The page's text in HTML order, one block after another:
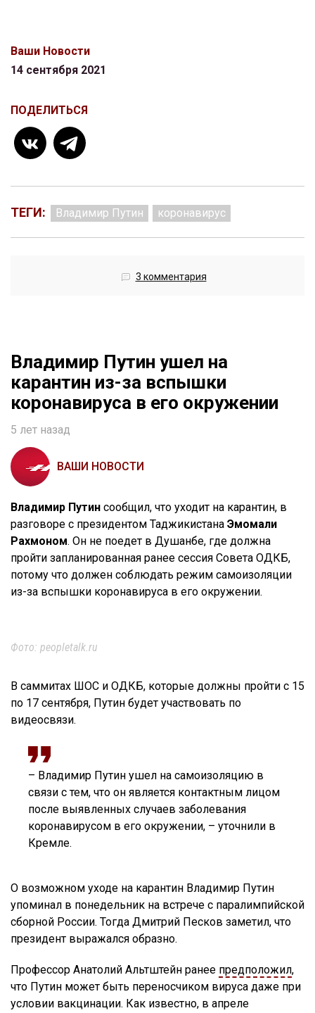
Ваши Новости
14 сентября 2021
ПОДЕЛИТЬСЯ
ТЕГИ: Владимир Путин коронавирус
3 комментария
Владимир Путин ушел на
карантин из-за вспышки
коронавируса в его окружении
5 лет назад
ВАШИ НОВОСТИ
Владимир Путин сообщил, что уходит на карантин, в
разговоре с президентом Таджикистана Эмомали
Рахмоном. Он не поедет в Душанбе, где должна
пройти запланированная ранее сессия Совета ОДКБ,
потому что должен соблюдать режим самоизоляции
из-за вспышки коронавируса в его окружении.
Фото: peopletalk.ru
В саммитах ШОС и ОДКБ, которые должны пройти с 15
по 17 сентября, Путин будет участвовать по
видеосвязи.
– Владимир Путин ушел на самоизоляцию в
связи с тем, что он является контактным лицом
после выявленных случаев заболевания
коронавирусом в его окружении, – уточнили в
Кремле.
О возможном уходе на карантин Владимир Путин
упоминал в понедельник на встрече с паралимпийской
сборной России. Тогда Дмитрий Песков заметил, что
президент выражался образно.
Профессор Анатолий Альтштейн ранее предположил,
что Путин может быть переносчиком вируса даже при
условии вакцинации. Как известно, в апреле